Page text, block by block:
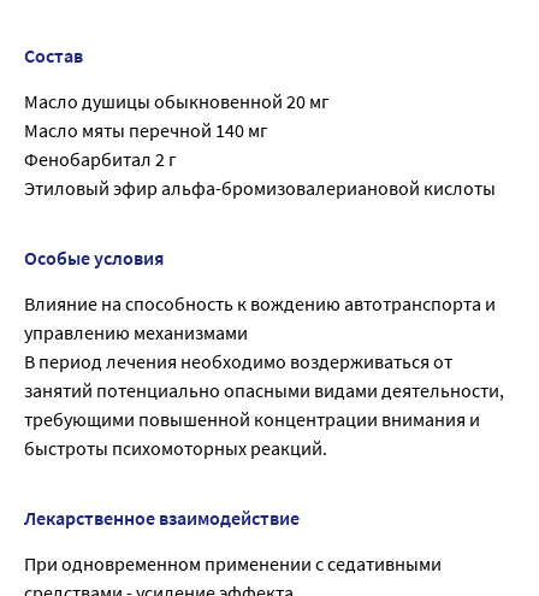
Состав
Масло душицы обыкновенной 20 мг
Масло мяты перечной 140 мг
Фенобарбитал 2 г
Этиловый эфир альфа-бромизовалериановой кислоты
Особые условия
Влияние на способность к вождению автотранспорта и
управлению механизмами
В период лечения необходимо воздерживаться от
занятий потенциально опасными видами деятельности,
требующими повышенной концентрации внимания и
быстроты психомоторных реакций.
Лекарственное взаимодействие
При одновременном применении с седативными